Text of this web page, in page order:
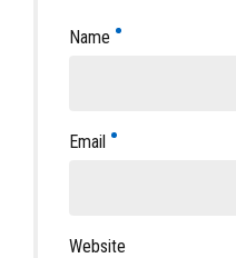
Name
Email
Website